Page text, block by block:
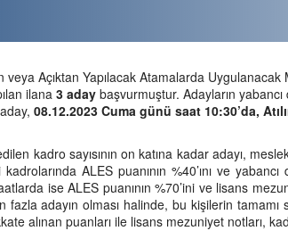
Açıktan Yapılacak Atamalarda
ilana 3 aday başvurmuştur. Adayların
08.12.2023 Cuma günü saat 10:30’da,
kadro sayısının on katına kadar adayı,
ALES puanının %40’ını ve
ise ALES puanının %70’ini ve lisans
adayın olması halinde, bu kişilerin tamamı
alınan puanları ile lisans mezuniyet notları,